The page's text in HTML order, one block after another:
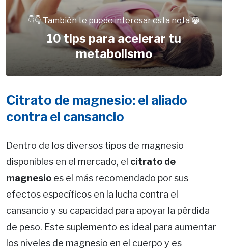
👇👇 También te puede interesar esta nota 😀
10 tips para acelerar tu
metabolismo
Citrato de magnesio: el aliado
contra el cansancio
Dentro de los diversos tipos de magnesio
disponibles en el mercado, el citrato de
magnesio es el más recomendado por sus
efectos específicos en la lucha contra el
cansancio y su capacidad para apoyar la pérdida
de peso. Este suplemento es ideal para aumentar
los niveles de magnesio en el cuerpo y es